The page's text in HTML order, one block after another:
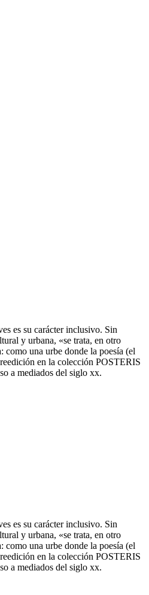
es su carácter inclusivo. Sin
y urbana, «se trata, en otro
como una urbe donde la poesía (el
ón en la colección POSTERIS
a mediados del siglo xx.
es su carácter inclusivo. Sin
y urbana, «se trata, en otro
como una urbe donde la poesía (el
en la colección POSTERIS
a mediados del siglo xx.